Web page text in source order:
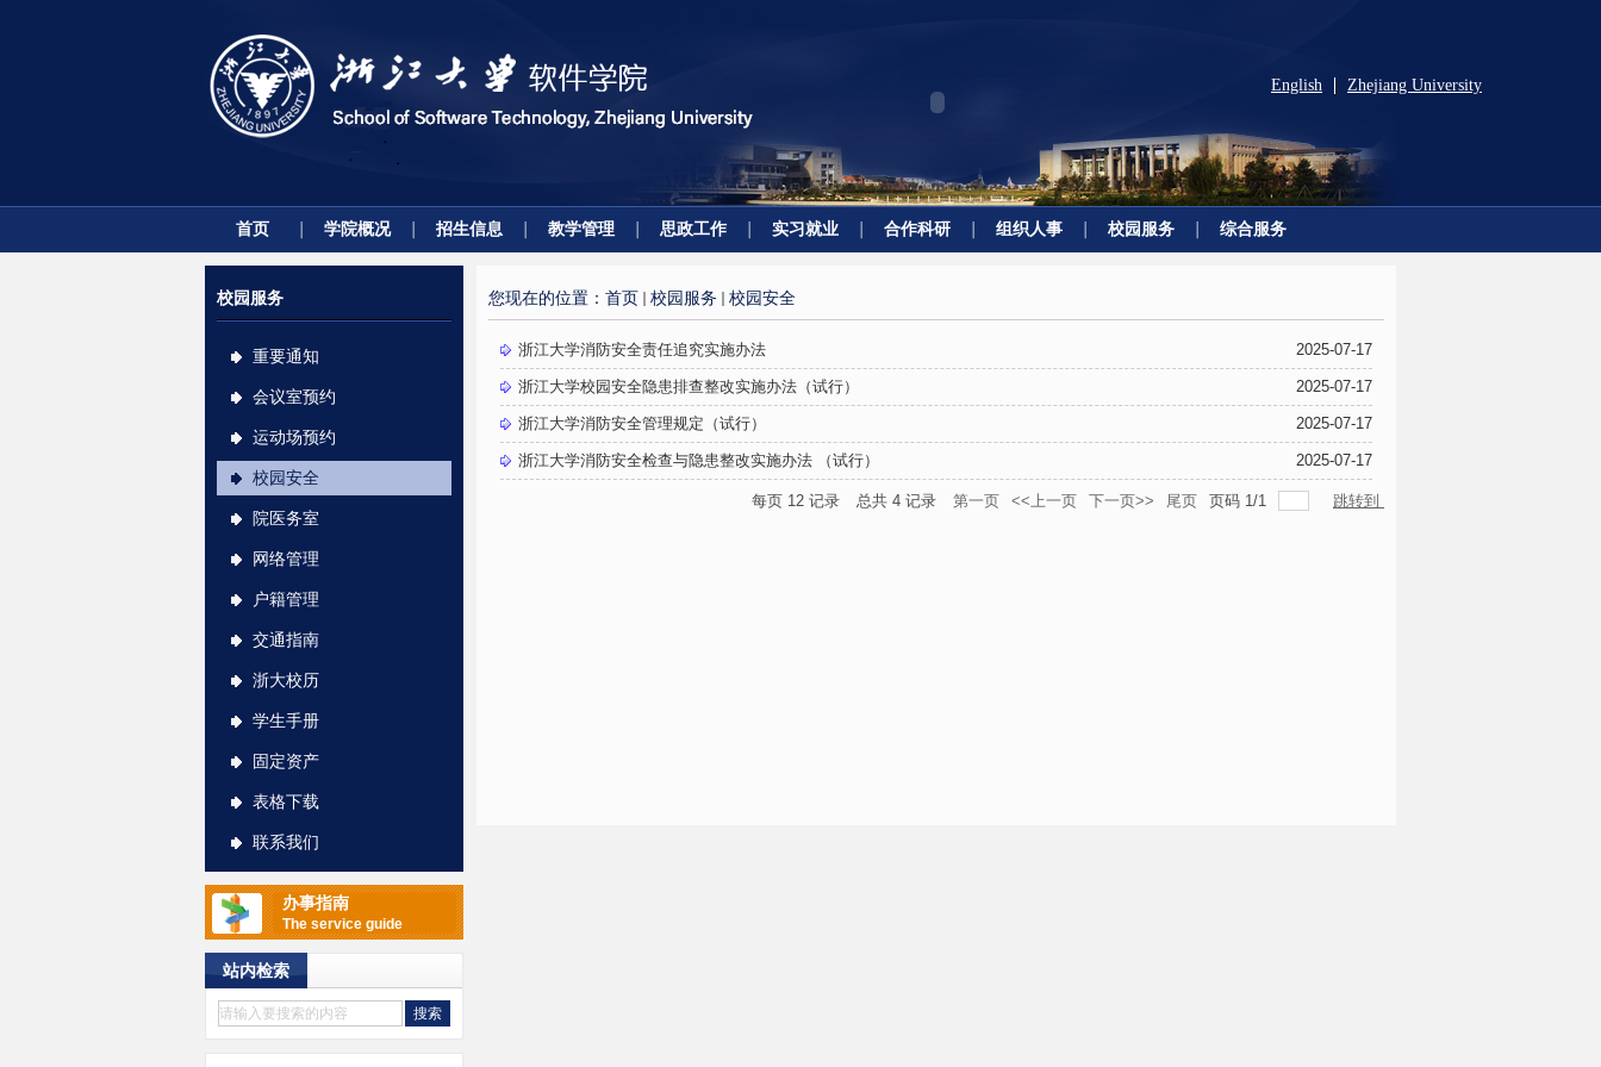
Zhejiang University
English
首页 学院概况 招生信息 教学管理 思政工作 实习就业 合作科研 组织人事 校园服务 综合服务
校园服务
重要通知
会议室预约
运动场预约
校园安全
院医务室
网络管理
户籍管理
交通指南
浙大校历
学生手册
固定资产
表格下载
联系我们
办事指南
The service guide
站内检索
您现在的位置： 首页 校园服务 校园安全
浙江大学消防安全责任追究实施办法 2025-07-17
浙江大学校园安全隐患排查整改实施办法（试行） 2025-07-17
浙江大学消防安全管理规定（试行） 2025-07-17
浙江大学消防安全检查与隐患整改实施办法 （试行） 2025-07-17
每页 12 记录 总共 4 记录 第一页 <<上一页 下一页>> 尾页 页码 1/1 跳转到